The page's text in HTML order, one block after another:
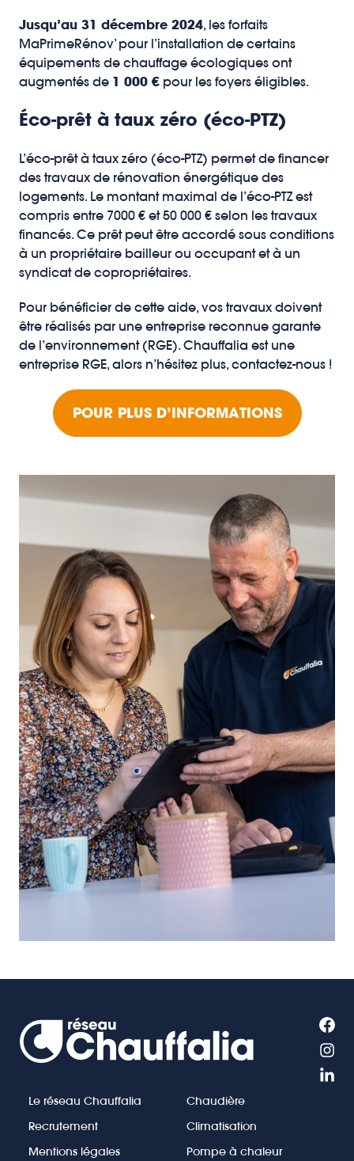
Jusqu’au 31 décembre 2024, les forfaits
MaPrimeRénov’ pour l’installation de certains
équipements de chauffage écologiques ont
augmentés de 1 000 € pour les foyers éligibles.
Éco-prêt à taux zéro (éco-PTZ)
L’éco-prêt à taux zéro (éco-PTZ) permet de financer
des travaux de rénovation énergétique des
logements. Le montant maximal de l’éco-PTZ est
compris entre 7000 € et 50 000 € selon les travaux
financés. Ce prêt peut être accordé sous conditions
à un propriétaire bailleur ou occupant et à un
syndicat de copropriétaires.
Pour bénéficier de cette aide, vos travaux doivent
être réalisés par une entreprise reconnue garante
de l’environnement (RGE). Chauffalia est une
entreprise RGE, alors n’hésitez plus, contactez-nous !
POUR PLUS D’INFORMATIONS
Le réseau Chauffalia
Recrutement
Mentions légales
Chaudière
Climatisation
Pompe à chaleur